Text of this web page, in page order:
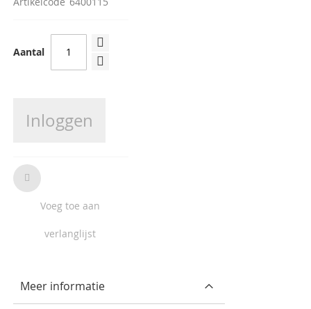
Aantal
Inloggen
Voeg toe aan
verlanglijst
Meer informatie